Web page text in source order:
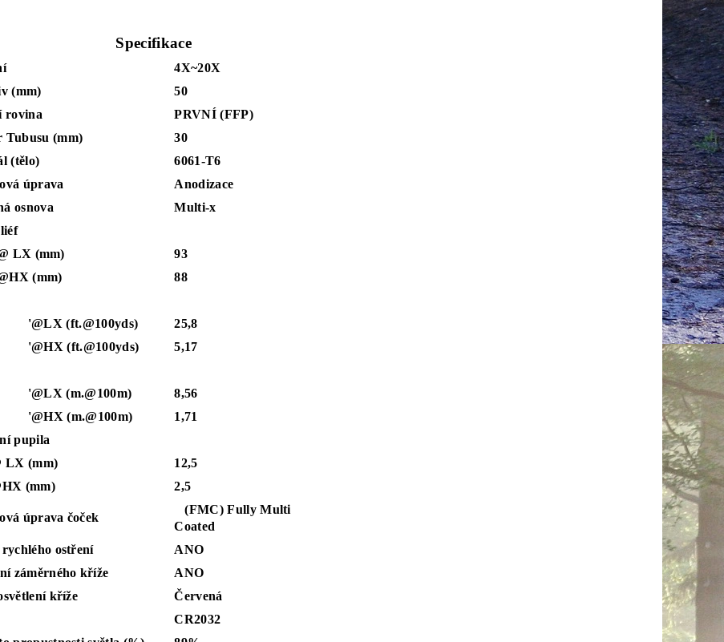
Specifikace
4X~20X
(mm)
50
rovina
PRVNÍ (FFP)
Tubusu (mm)
30
(tělo)
6061-T6
úprava
Anodizace
osnova
Multi-x
(mm)
93
(mm)
88
(ft.@100yds)
25,8
(ft.@100yds)
5,17
(m.@100m)
8,56
(m.@100m)
1,71
pupila
(mm)
12,5
(mm)
2,5
úprava čoček
(FMC) Fully Multi
Coated
rychlého ostření
ANO
záměrného kříže
ANO
kříže
Červená
CR2032